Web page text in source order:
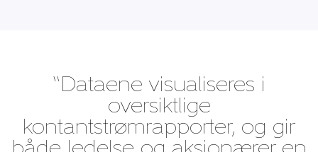
“Dataene visualiseres i
oversiktlige
kontantstrømrapporter, og gir